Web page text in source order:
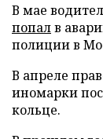
В мае
попалв
полиции в
В апреле
иномарки
кольце.